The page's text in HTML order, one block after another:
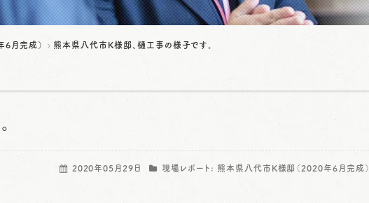
月完成） 熊本県八代市K様邸、樋工事の様子です。
2020年05月29日 現場レポート: 熊本県八代市K様邸（2020年6月完成）